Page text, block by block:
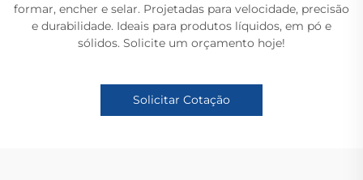
formar, encher e selar. Projetadas para velocidade, precisão
e durabilidade. Ideais para produtos líquidos, em pó e
sólidos. Solicite um orçamento hoje!
Solicitar Cotação